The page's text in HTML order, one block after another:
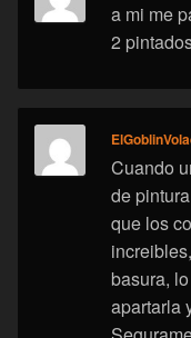
a mi me
2
Cuando
de
que los
basura,
apartarla